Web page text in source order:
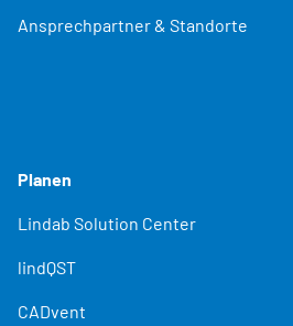
Ansprechpartner & Standorte
Planen
Lindab Solution Center
lindQST
CADvent